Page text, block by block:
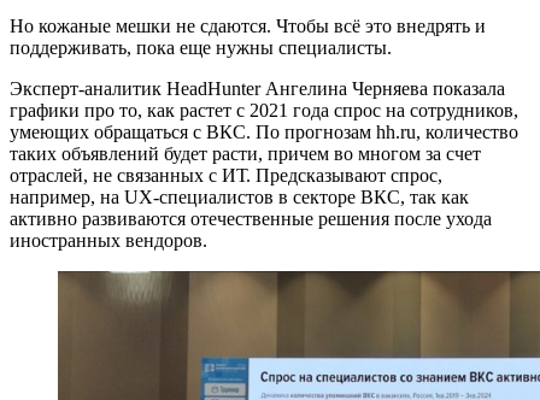
Но кожаные мешки не сдаются. Чтобы всё это внедрять и
поддерживать, пока еще нужны специалисты.
Эксперт-аналитик HeadHunter Ангелина Черняева показала
графики про то, как растет с 2021 года спрос на сотрудников,
умеющих обращаться с ВКС. По прогнозам hh.ru, количество
таких объявлений будет расти, причем во многом за счет
отраслей, не связанных с ИТ. Предсказывают спрос,
например, на UX-специалистов в секторе ВКС, так как
активно развиваются отечественные решения после ухода
иностранных вендоров.